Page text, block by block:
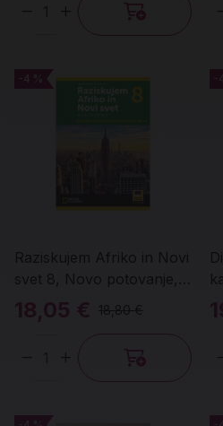
Raziskujem Afriko in Novi
svet 8, Novo potovanje,
sdz
18,05 € 18,80 €